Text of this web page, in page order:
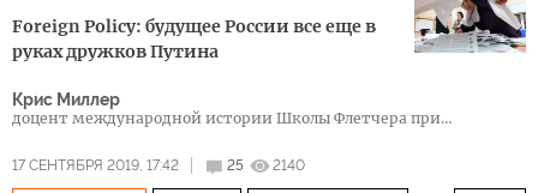
оппозиция губернатор
Foreign Policy: будущее России все еще в
руках дружков Путина
Крис Миллер
доцент международной истории Школы Флетчера при
17 СЕНТЯБРЯ 2019, 17:42 25 2140